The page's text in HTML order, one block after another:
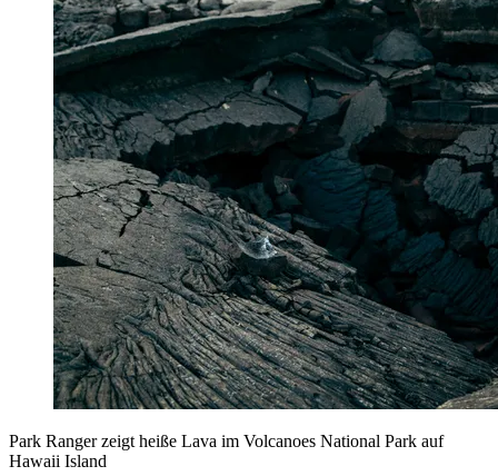
Park Ranger zeigt heiße Lava im Volcanoes National Park auf
Hawaii Island